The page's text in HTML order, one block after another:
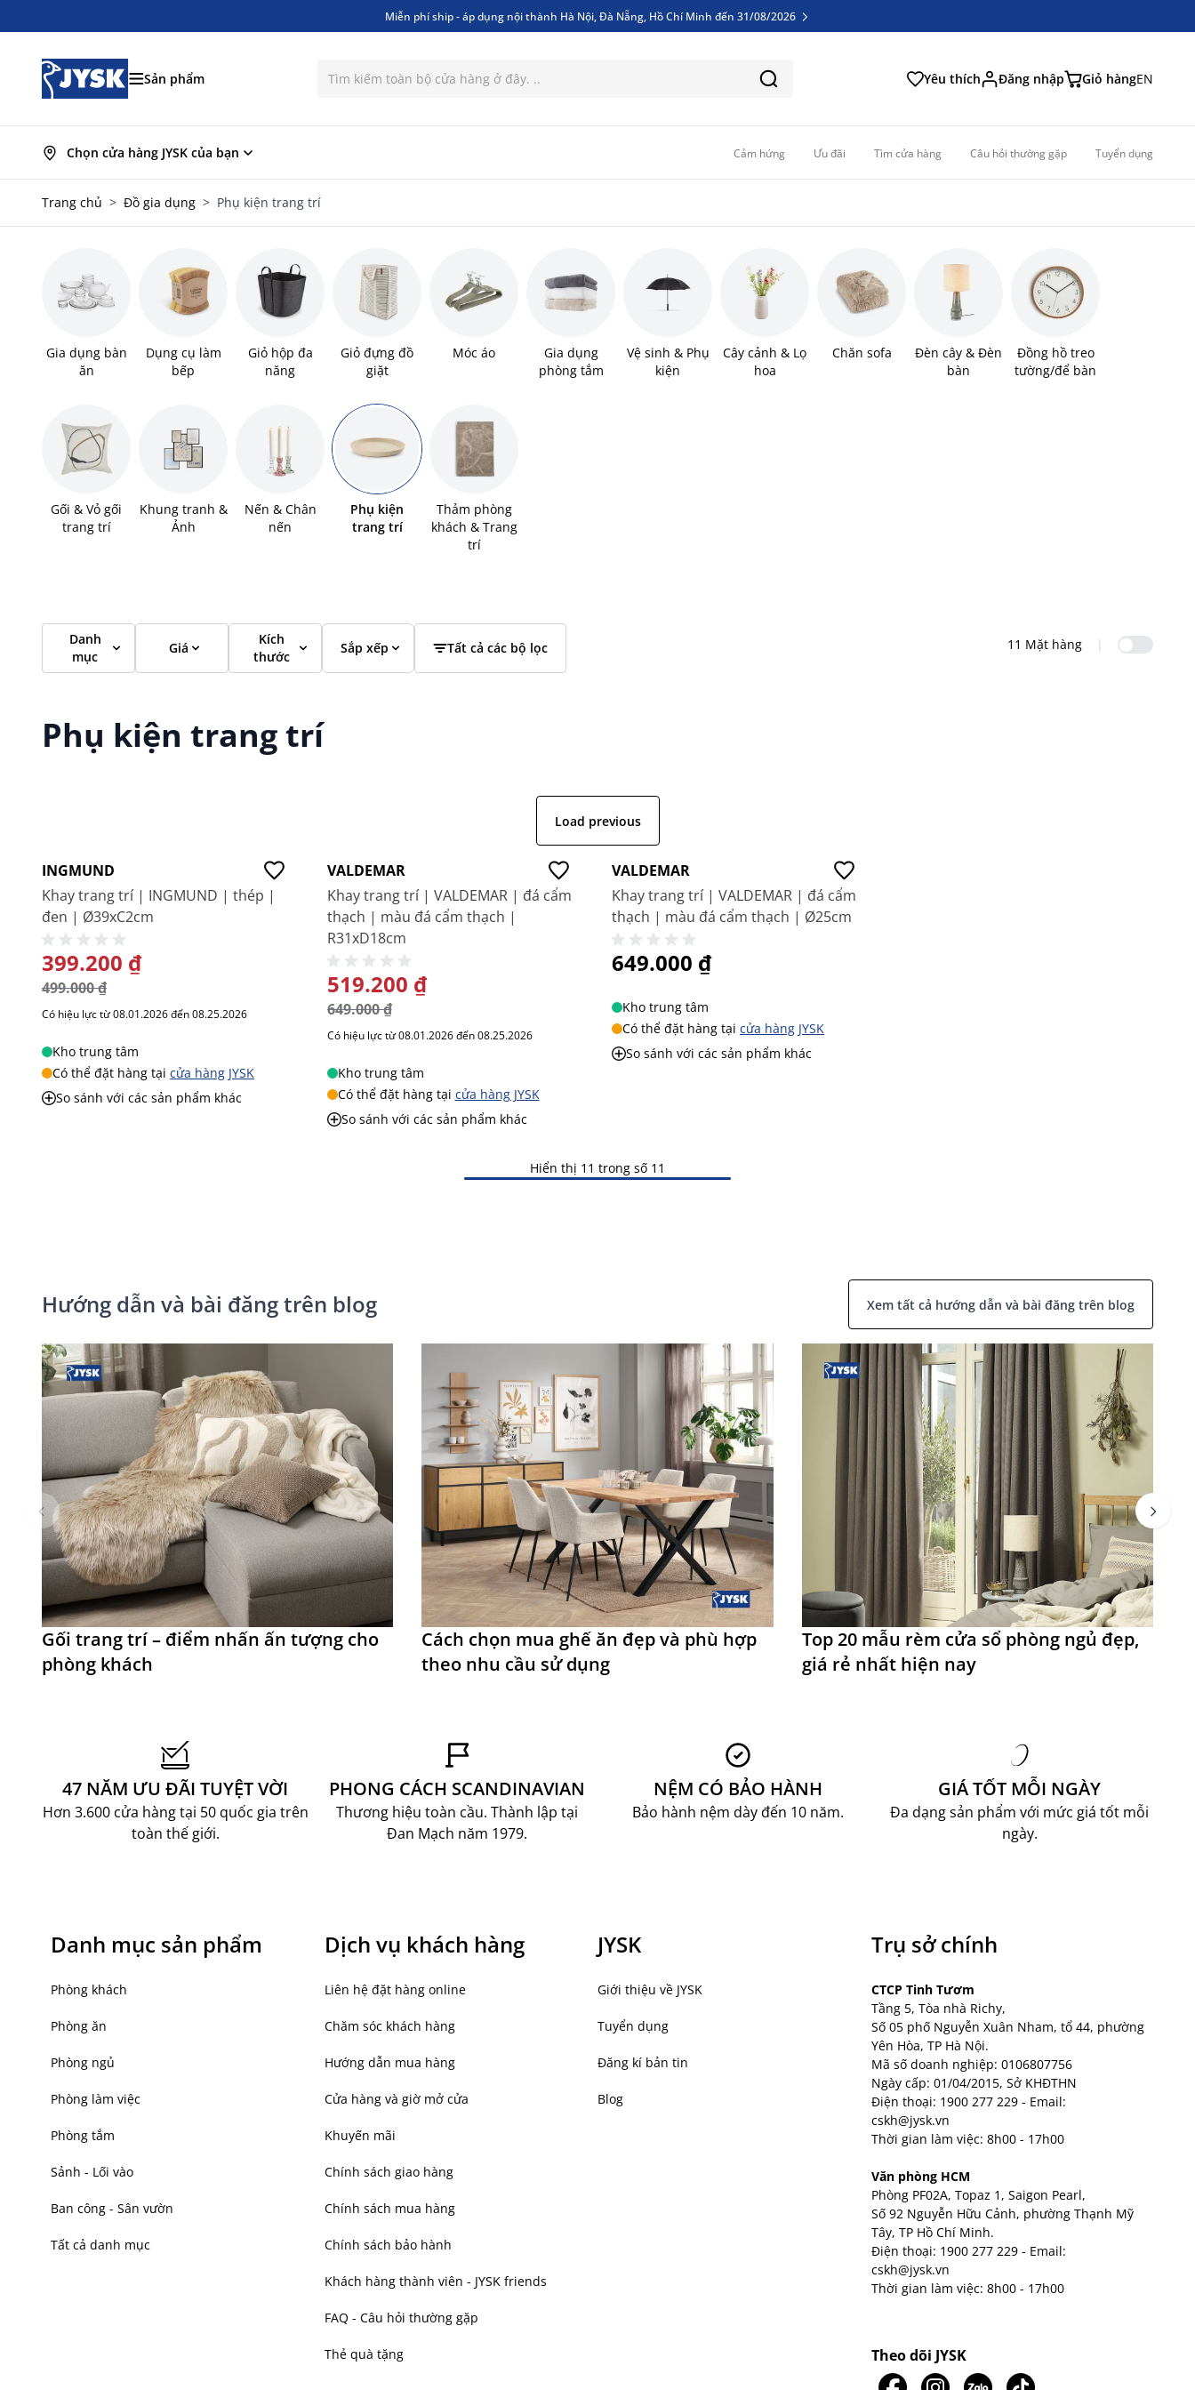
Miễn phí ship - áp dụng nội thành Hà Nội, Đà Nẵng, Hồ Chí Minh đến 31/08/2026
Sản phẩm Yêu thích Đăng nhập Giỏ hàngEN
Chọn cửa hàng JYSK của bạn Cảm hứng Ưu đãi Tìm cửa hàng Câu hỏi thường gặp Tuyển dụng
Trang chủ > Đồ gia dụng > Phụ kiện trang trí
Gia dụng bàn
ăn
Dụng cụ làm
bếp
Giỏ hộp đa
năng
Giỏ đựng đồ
giặt
Móc áo
Gia dụng
phòng tắm
Vệ sinh & Phụ
kiện
Cây cảnh & Lọ
hoa
Chăn sofa
Đèn cây & Đèn
bàn
Đồng hồ treo
tường/để bàn
Gối & Vỏ gối
trang trí
Khung tranh &
Ảnh
Nến & Chân
nến
Phụ kiện
trang trí
Thảm phòng
khách & Trang
trí
Danh
mục
Giá
Kích
thước
Tất cả các bộ lọc
Sắp xếp 11 Mặt hàng | Sản
Phụ kiện trang trí
Load previous
INGMUND
Khay trang trí | INGMUND | thép |
đen | Ø39xC2cm
GIÁ ĐẶC BIỆT
399.200 ₫
499.000 ₫
Có hiệu lực từ 08.01.2026 đến 08.25.2026
Kho trung tâm
Có thể đặt hàng tại cửa hàng JYSK
So sánh với các sản phẩm khác
VALDEMAR
Khay trang trí | VALDEMAR | đá cẩm
thạch | màu đá cẩm thạch |
R31xD18cm
GIÁ ĐẶC BIỆT
519.200 ₫
649.000 ₫
Có hiệu lực từ 08.01.2026 đến 08.25.2026
Kho trung tâm
Có thể đặt hàng tại cửa hàng JYSK
So sánh với các sản phẩm khác
VALDEMAR
Khay trang trí | VALDEMAR | đá cẩm
thạch | màu đá cẩm thạch | Ø25cm
649.000 ₫
Kho trung tâm
Có thể đặt hàng tại cửa hàng JYSK
So sánh với các sản phẩm khác
Hiển thị 11 trong số 11
Hướng dẫn và bài đăng trên blog Xem tất cả hướng dẫn và bài đăng trên blog
Gối trang trí – điểm nhấn ấn tượng cho
phòng khách
Cách chọn mua ghế ăn đẹp và phù hợp
theo nhu cầu sử dụng
Top 20 mẫu rèm cửa sổ phòng ngủ đẹp,
giá rẻ nhất hiện nay
47 NĂM ƯU ĐÃI TUYỆT VỜI
Hơn 3.600 cửa hàng tại 50 quốc gia trên
toàn thế giới.
PHONG CÁCH SCANDINAVIAN
Thương hiệu toàn cầu. Thành lập tại
Đan Mạch năm 1979.
NỆM CÓ BẢO HÀNH
Bảo hành nệm dày đến 10 năm.
GIÁ TỐT MỖI NGÀY
Đa dạng sản phẩm với mức giá tốt mỗi
ngày.
Danh mục sản phẩm
Phòng khách
Phòng ăn
Phòng ngủ
Phòng làm việc
Phòng tắm
Sảnh - Lối vào
Ban công - Sân vườn
Tất cả danh mục
Dịch vụ khách hàng
Liên hệ đặt hàng online
Chăm sóc khách hàng
Hướng dẫn mua hàng
Cửa hàng và giờ mở cửa
Khuyến mãi
Chính sách giao hàng
Chính sách mua hàng
Chính sách bảo hành
Khách hàng thành viên - JYSK friends
FAQ - Câu hỏi thường gặp
Thẻ quà tặng
JYSK
Giới thiệu về JYSK
Tuyển dụng
Đăng kí bản tin
Blog
Trụ sở chính
CTCP Tinh Tươm
Tầng 5, Tòa nhà Richy,
Số 05 phố Nguyễn Xuân Nham, tổ 44, phường
Yên Hòa, TP Hà Nội.
Mã số doanh nghiệp: 0106807756
Ngày cấp: 01/04/2015, Sở KHĐTHN
Điện thoại: 1900 277 229- Email:
cskh@jysk.vn
Thời gian làm việc: 8h00 - 17h00
Văn phòng HCM
Phòng PF02A, Topaz 1, Saigon Pearl,
Số 92 Nguyễn Hữu Cảnh, phường Thạnh Mỹ
Tây, TP Hồ Chí Minh.
Điện thoại: 1900 277 229- Email:
cskh@jysk.vn
Thời gian làm việc: 8h00 - 17h00
Theo dõi JYSK